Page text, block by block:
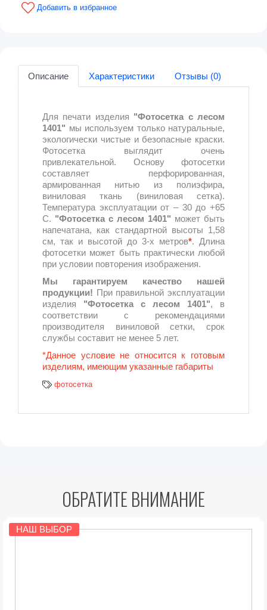
Описание Характеристики Отзывы (0)
Для печати изделия "Фотосетка с лесом
1401" мы используем только натуральные,
экологически чистые и безопасные краски.
Фотосетка выглядит очень
привлекательной. Основу фотосетки
составляет перфорированная,
армированная нитью из полиэфира,
виниловая ткань (виниловая сетка).
Температура эксплуатации от – 30 до +65
С. "Фотосетка с лесом 1401" может быть
напечатана, как стандартной высоты 1,58
см, так и высотой до 3-х метров*. Длина
фотосетки может быть практически любой
при условии повторения изображения.
Мы гарантируем качество нашей
продукции! При правильной эксплуатации
изделия "Фотосетка с лесом 1401", в
соответствии с рекомендациями
производителя виниловой сетки, срок
службы составит не менее 5 лет.
*Данное условие не относится к готовым
изделиям, имеющим указанные габариты
фотосетка
ОБРАТИТЕ ВНИМАНИЕ
НАШ ВЫБОР